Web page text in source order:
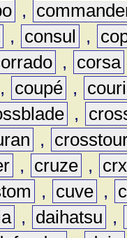
,
, consul ,
, corsa
, coupé ,
,
,
, cruze ,
crx
, cuve ,
, daihatsu
,